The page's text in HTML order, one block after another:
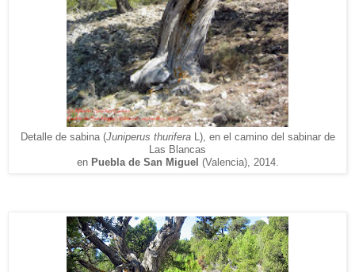
Detalle de sabina (Juniperus thuriferaL), en el camino del sabinar de
Las Blancas
en Puebla de San Miguel (Valencia), 2014.